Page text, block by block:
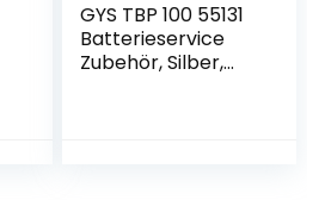
GYS TBP 100 55131
Batterieservice
Zubehör, Silber,